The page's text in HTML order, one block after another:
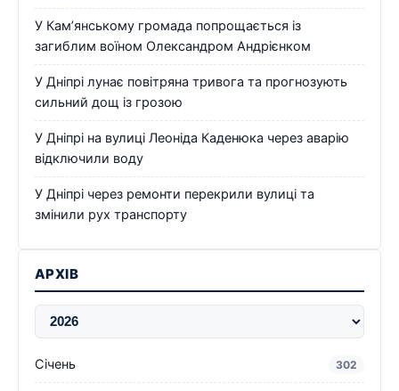
У Кам’янському громада попрощається із
загиблим воїном Олександром Андрієнком
У Дніпрі лунає повітряна тривога та прогнозують
сильний дощ із грозою
У Дніпрі на вулиці Леоніда Каденюка через аварію
відключили воду
У Дніпрі через ремонти перекрили вулиці та
змінили рух транспорту
АРХІВ
Січень 302